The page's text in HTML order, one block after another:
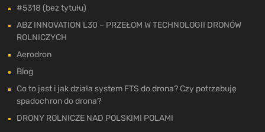
#5318 (bez tytułu)
ABZ INNOVATION L30 – PRZEŁOM W TECHNOLOGII DRONÓW
ROLNICZYCH
Aerodron
Blog
Co to jest i jak działa system FTS do drona? Czy potrzebuję
spadochron do drona?
DRONY ROLNICZE NAD POLSKIMI POLAMI